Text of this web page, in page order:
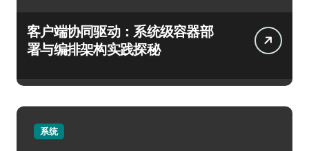
客户端协同驱动：系统级容器部
署与编排架构实践探秘
系统